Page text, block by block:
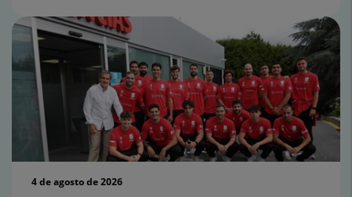
4 de agosto de 2026